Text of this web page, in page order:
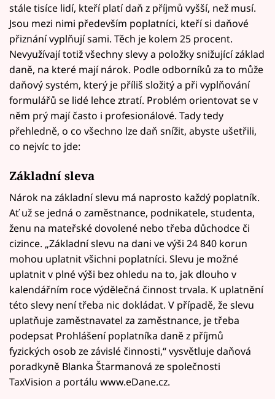
stále tisíce lidí, kteří platí daň z příjmů vyšší, než musí.
Jsou mezi nimi především poplatníci, kteří si daňové
přiznání vyplňují sami. Těch je kolem 25 procent.
Nevyužívají totiž všechny slevy a položky snižující základ
daně, na které mají nárok. Podle odborníků za to může
daňový systém, který je příliš složitý a při vyplňování
formulářů se lidé lehce ztratí. Problém orientovat se v
něm prý mají často i profesionálové. Tady tedy
přehledně, o co všechno lze daň snížit, abyste ušetřili,
co nejvíc to jde:
Základní sleva
Nárok na základní slevu má naprosto každý poplatník.
Ať už se jedná o zaměstnance, podnikatele, studenta,
ženu na mateřské dovolené nebo třeba důchodce či
cizince. „Základní slevu na dani ve výši 24 840 korun
mohou uplatnit všichni poplatníci. Slevu je možné
uplatnit v plné výši bez ohledu na to, jak dlouho v
kalendářním roce výdělečná činnost trvala. K uplatnění
této slevy není třeba nic dokládat. V případě, že slevu
uplatňuje zaměstnavatel za zaměstnance, je třeba
podepsat Prohlášení poplatníka daně z příjmů
fyzických osob ze závislé činnosti,“ vysvětluje daňová
poradkyně Blanka Štarmanová ze společnosti
TaxVision a portálu www.eDane.cz.